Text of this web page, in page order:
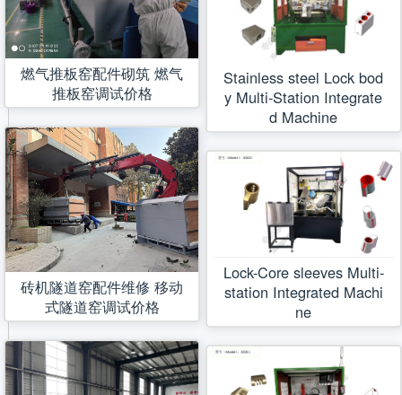
燃气推板窑配件砌筑 燃气
推板窑调试价格
砖机隧道窑配件维修 移动
式隧道窑调试价格
Stainless steel Lock bod
y Multi-Station Integrate
d Machine
Lock-Core sleeves Multi-
station Integrated Machi
ne